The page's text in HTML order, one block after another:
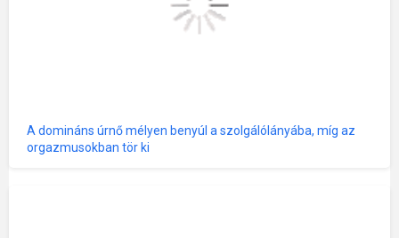
A domináns úrnő mélyen benyúl a szolgálólányába, míg az
orgazmusokban tör ki